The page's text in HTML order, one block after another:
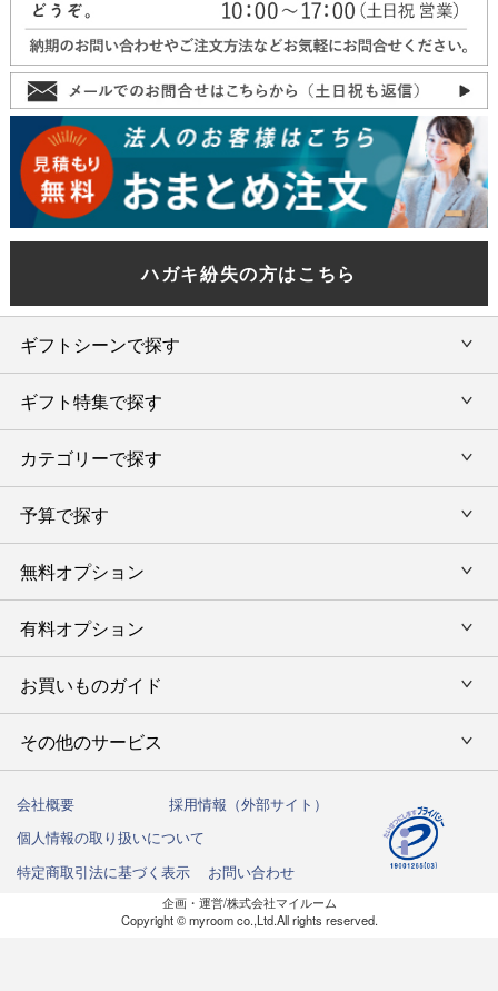
ハガキ紛失の方はこちら
ギフトシーンで探す
内祝い・お返し
結婚内祝い・引出物
出産内祝い・お返し
香典返し・法要引出物
新築内祝い・引越ご挨拶
入学内祝い
お祝い
結婚祝い
ギフト特集で探す
旅行カタログギフト
カタログギフトランキング
出産内祝 名入れ
今治タオル特集
カテゴリーで探す
カタログギフト
グルメ限定カタログギフト
グルメギフト
タオルギフト
キッチンウェア
インテリア・雑貨
洗剤・アロマ
予算で探す
カタログギフトを予算で選ぶ
タオルギフトを予算で選ぶ
その他のギフトを予算で選ぶ
無料オプション
ラッピング
のし
命名札
有料オプション
風呂敷
写真入メッセージカード
弔事用 挨拶状
お買いものガイド
初めての方へ
ご注文方法
送料・お支払い方法
カタログギフトの納期について
商品お届けまでの流れ
その他のサービス
法人向けサービス
ハガキ紛失の方はこちら
会社概要
採用情報（外部サイト）
個人情報の取り扱いについて
特定商取引法に基づく表示
お問い合わせ
企画・運営/株式会社マイルーム
Copyright © myroom co.,Ltd.All rights reserved.